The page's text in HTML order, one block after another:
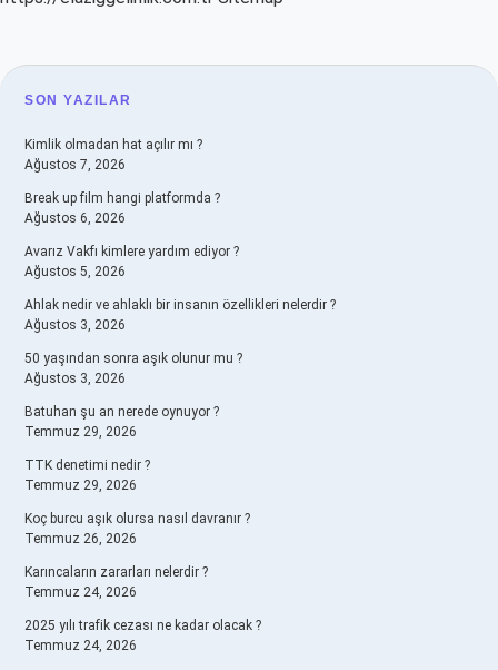
SIDEBAR
SON YAZILAR
Kimlik olmadan hat açılır mı ?
Ağustos 7, 2026
Break up film hangi platformda ?
Ağustos 6, 2026
Avarız Vakfı kimlere yardım ediyor ?
Ağustos 5, 2026
Ahlak nedir ve ahlaklı bir insanın özellikleri nelerdir ?
Ağustos 3, 2026
50 yaşından sonra aşık olunur mu ?
Ağustos 3, 2026
Batuhan şu an nerede oynuyor ?
Temmuz 29, 2026
TTK denetimi nedir ?
Temmuz 29, 2026
Koç burcu aşık olursa nasıl davranır ?
Temmuz 26, 2026
Karıncaların zararları nelerdir ?
Temmuz 24, 2026
2025 yılı trafik cezası ne kadar olacak ?
Temmuz 24, 2026